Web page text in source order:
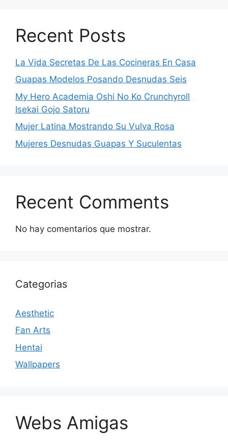
Recent Posts
La Vida Secretas De Las Cocineras En Casa
Guapas Modelos Posando Desnudas Seis
My Hero Academia Oshi No Ko Crunchyroll
Isekai Gojo Satoru
Mujer Latina Mostrando Su Vulva Rosa
Mujeres Desnudas Guapas Y Suculentas
Recent Comments
No hay comentarios que mostrar.
Categorias
Aesthetic
Fan Arts
Hentai
Wallpapers
Webs Amigas